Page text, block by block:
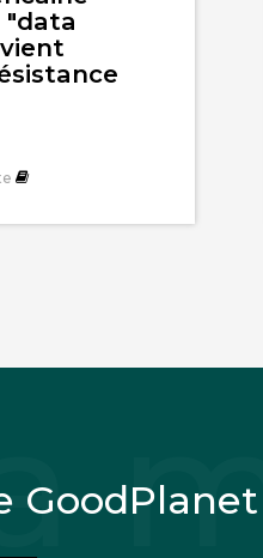
"data
GoodPlanet